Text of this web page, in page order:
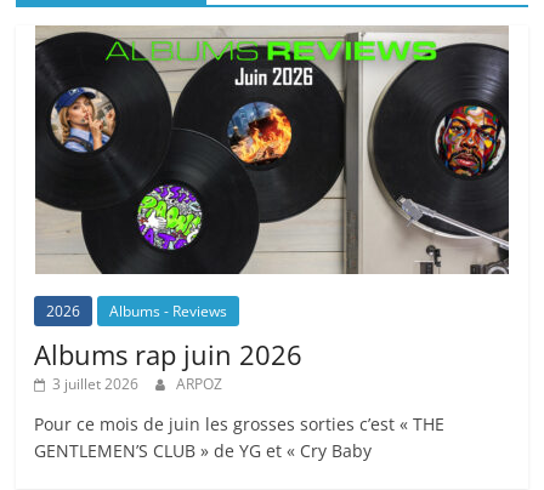
2026 Albums - Reviews
Albums rap juin 2026
3 juillet 2026 ARPOZ
Pour ce mois de juin les grosses sorties c’est « THE
GENTLEMEN’S CLUB » de YG et « Cry Baby